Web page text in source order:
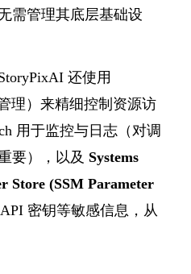
需管理其底层基础设
还使用
理）来精细控制资源访
用于监控与日志（对调
要），以及 Systems
Store (SSM Parameter
密钥等敏感信息，从